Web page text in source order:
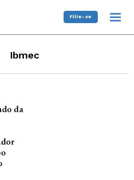
Filie-se
Ibmec
da